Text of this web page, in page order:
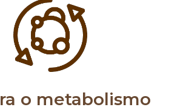
o metabolismo